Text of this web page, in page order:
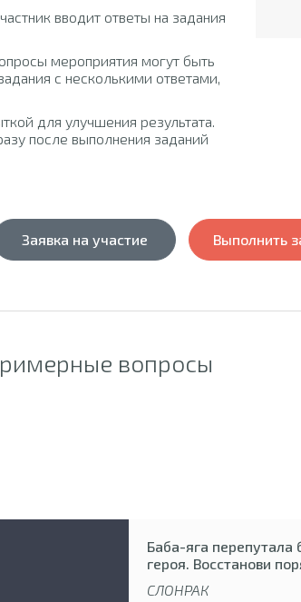
вводит ответы на задания
мероприятия могут быть
с несколькими ответами,
для улучшения результата.
после выполнения заданий
Заявка на участие Выполнить
вопросы
Баба-яга перепутала
героя. Восстанови
СЛОНРАК